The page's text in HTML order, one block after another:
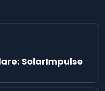
SolarImpulse